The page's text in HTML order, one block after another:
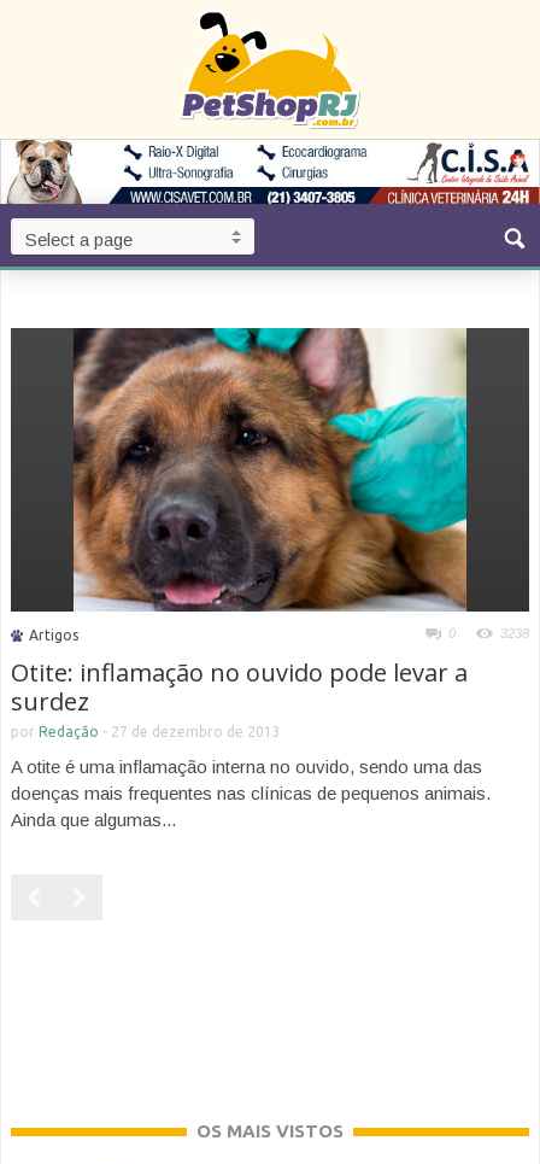
Artigos 0 3238
Otite: inflamação no ouvido pode levar a
surdez
por Redação - 27 de dezembro de 2013
A otite é uma inflamação interna no ouvido, sendo uma das
doenças mais frequentes nas clínicas de pequenos animais.
Ainda que algumas...
OS MAIS VISTOS